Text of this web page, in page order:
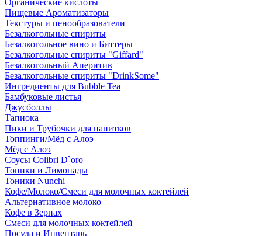
Органические кислоты
Пищевые Ароматизаторы
Текстуры и пенообразователи
Безалкогольные спириты
Безалкогольное вино и Биттеры
Безалкогольные спириты "Giffard"
Безалкогольный Аперитив
Безалкогольные спириты "DrinkSome"
Ингредиенты для Bubble Tea
Бамбуковые листья
Джусболлы
Тапиока
Пики и Трубочки для напитков
Топпинги/Мёд с Алоэ
Мёд с Алоэ
Соусы Colibri D`oro
Тоники и Лимонады
Тоники Nunchi
Кофе/Молоко/Смеси для молочных коктейлей
Альтернативное молоко
Кофе в Зернах
Смеси для молочных коктейлей
Посуда и Инвентарь